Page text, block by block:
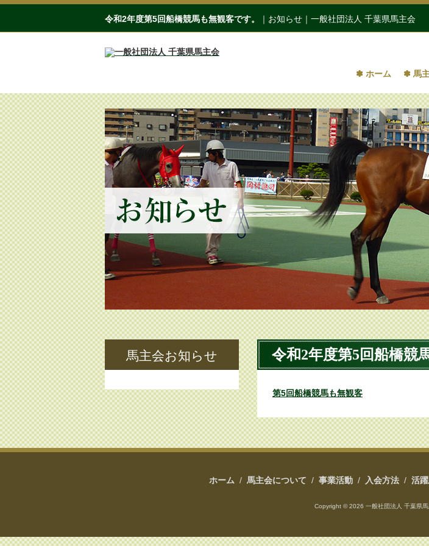
令和2年度第5回船橋競馬も無観客です。 ｜お知らせ｜一般社団法人 千葉県馬主会
✽ 馬
✽ ホーム
令和2年度第5回船橋競
第5回船橋競馬も無観客
馬主会お知らせ
ホーム / 馬主会について / 事業活動 / 入会方法 / 活
Copyright ©2026 一般社団法人 千葉県